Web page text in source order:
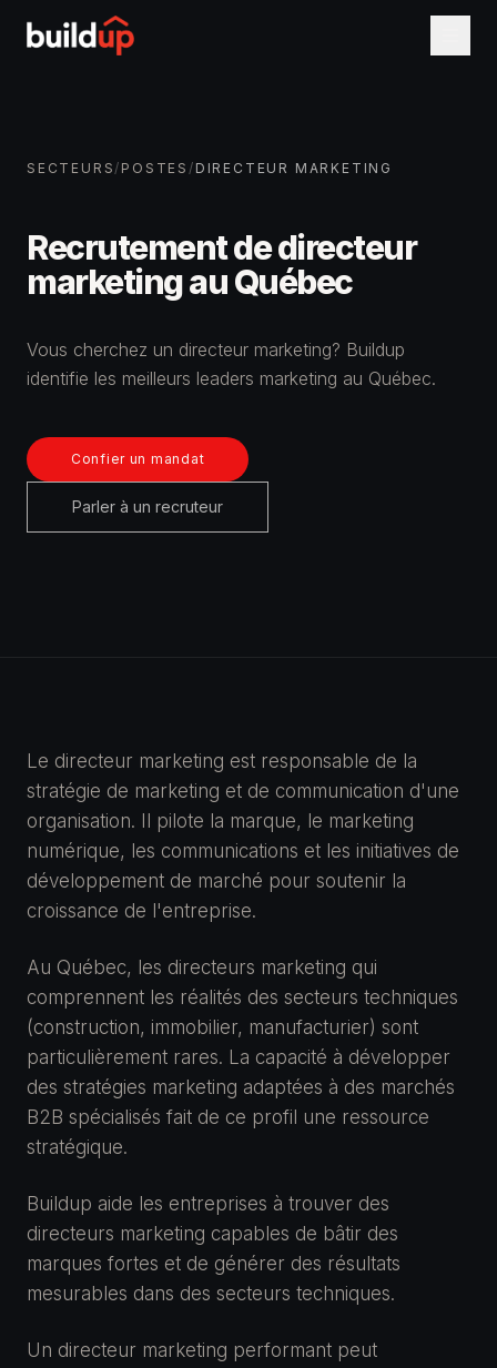
SECTEURS/ POSTES/ DIRECTEUR MARKETING
Recrutement dedirecteur
marketingau Québec
Vous cherchez un directeur marketing? Buildup
identifie les meilleurs leaders marketing au Québec.
Confier un mandat
Parler à un recruteur
Le directeur marketing est responsable de la
stratégie de marketing et de communication d'une
organisation. Il pilote la marque, le marketing
numérique, les communications et les initiatives de
développement de marché pour soutenir la
croissance de l'entreprise.
Au Québec, les directeurs marketing qui
comprennent les réalités des secteurs techniques
(construction, immobilier, manufacturier) sont
particulièrement rares. La capacité à développer
des stratégies marketing adaptées à des marchés
B2B spécialisés fait de ce profil une ressource
stratégique.
Buildup aide les entreprises à trouver des
directeurs marketing capables de bâtir des
marques fortes et de générer des résultats
mesurables dans des secteurs techniques.
Un directeur marketing performant peut